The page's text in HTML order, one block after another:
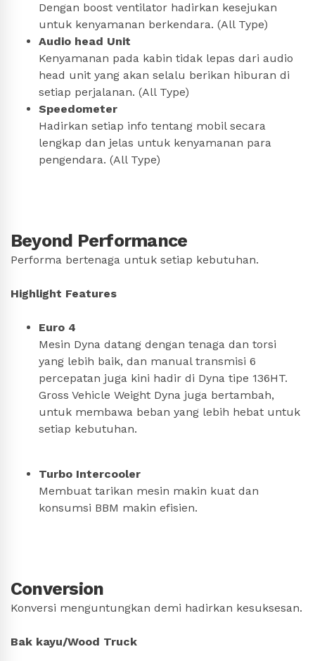
Dengan boost ventilator hadirkan kesejukan
untuk kenyamanan berkendara. (All Type)
Audio head Unit
Kenyamanan pada kabin tidak lepas dari audio
head unit yang akan selalu berikan hiburan di
setiap perjalanan. (All Type)
Speedometer
Hadirkan setiap info tentang mobil secara
lengkap dan jelas untuk kenyamanan para
pengendara. (All Type)
Beyond Performance
Performa bertenaga untuk setiap kebutuhan.
Highlight Features
Euro 4
Mesin Dyna datang dengan tenaga dan torsi
yang lebih baik, dan manual transmisi 6
percepatan juga kini hadir di Dyna tipe 136HT.
Gross Vehicle Weight Dyna juga bertambah,
untuk membawa beban yang lebih hebat untuk
setiap kebutuhan.
Turbo Intercooler
Membuat tarikan mesin makin kuat dan
konsumsi BBM makin efisien.
Conversion
Konversi menguntungkan demi hadirkan kesuksesan.
Bak kayu/Wood Truck